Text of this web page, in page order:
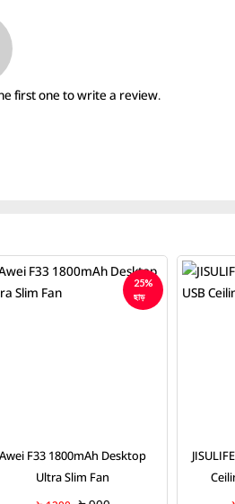
first one to write a review.
17%
ছাড়
JISULIFE FA37 Retractable USB
Ceiling Fan With Tripod
Awei